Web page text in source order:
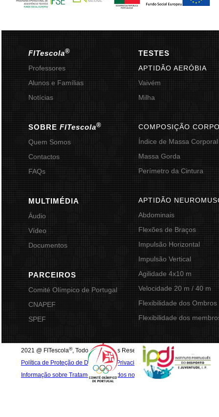
FITescola®
Professores
Alunos e Famílias
Notícias
SOBRE FITescola®
Quem Somos
Contactos
FAQs
MULTIMÉDIA
Áudio
Vídeo
Documentos
PARCEIROS
Comité Olímpico de Portugal
CNAPEF
SPEF
TESTES
APTIDÃO AERÓBIA
Vaivém
Milha
COMPOSIÇÃO
Índice de Massa Corporal
Massa Gorda
Perímetro da Cintura
APTIDÃO
Abdominais
Flexões de Braços
Impulsão Horizontal
Impulsão Vertical
Agilidade 4x10 m
Velocidade 20 m / 40 m
Flexibilidade dos Ombros
Flexibilidade dos
2021 @ FITescola®, Todos os direitos Reservados
Política de Proteção de Dados e de Privacidade
Informação sobre Tratamento de Dados no FITescola®